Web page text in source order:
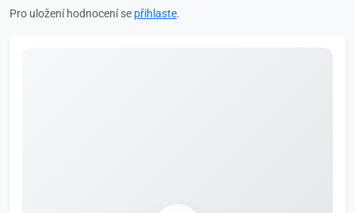
Pro uložení hodnocení se přihlaste.